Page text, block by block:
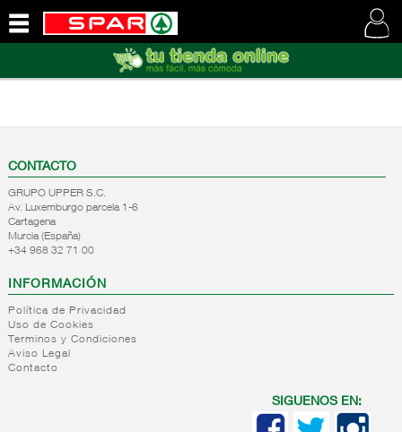
SOMOS
CONTACTO
GRUPO UPPER S.C.
Av. Luxemburgo parcela 1-6
Cartagena
Murcia (España)
+34 968 32 71 00
INFORMACIÓN
Política de Privacidad
Uso de Cookies
Terminos y Condiciones
Aviso Legal
Contacto
SIGUENOS EN: